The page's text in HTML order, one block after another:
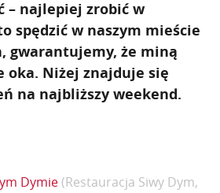
– najlepiej zrobić w
spędzić w naszym mieście
gwarantujemy, że miną
oka. Niżej znajduje się
na najbliższy weekend.
Dymie (Restauracja Siwy Dym,